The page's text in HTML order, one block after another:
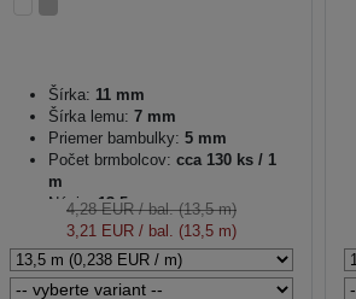
Šírka: 11 mm
Šírka lemu: 7 mm
Priemer bambulky: 5 mm
Počet brmbolcov: cca 130 ks / 1
m
Návin:13.5 m
4,28 EUR/ bal. (13,5 m)
3,21 EUR/ bal. (13,5 m)